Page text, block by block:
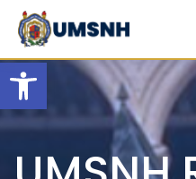
Open toolbar
Skip
content